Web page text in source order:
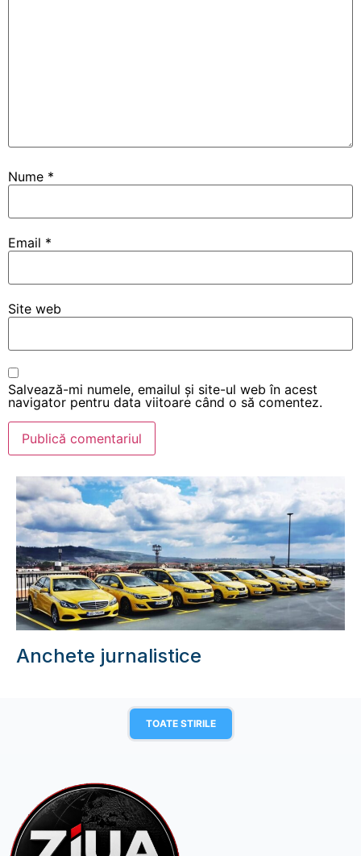
Nume *
Email *
Site web
Salvează-mi numele, emailul și site-ul web în acest
navigator pentru data viitoare când o să comentez.
Anchete jurnalistice
TOATE STIRILE